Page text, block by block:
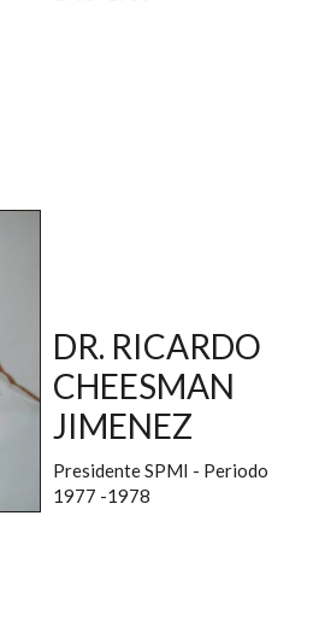
DR. RICARDO
CHEESMAN
JIMENEZ
Presidente SPMI - Periodo
1977 -1978